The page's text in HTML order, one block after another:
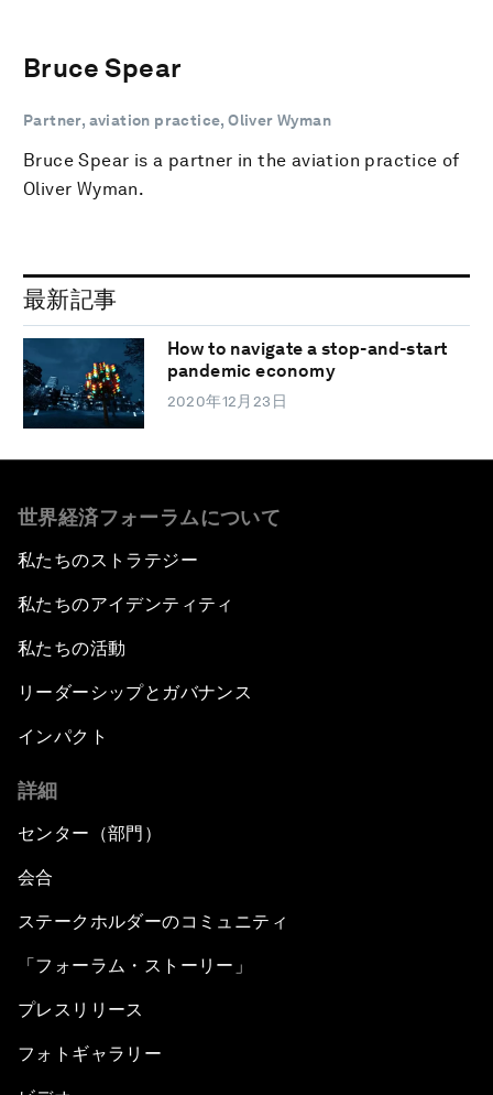
Bruce Spear
Partner, aviation practice, Oliver Wyman
Bruce Spear is a partner in the aviation practice of
Oliver Wyman.
最新記事
How to navigate a stop-and-start
pandemic economy
2020年12月23日
世界経済フォーラムについて
私たちのストラテジー
私たちのアイデンティティ
私たちの活動
リーダーシップとガバナンス
インパクト
詳細
センター（部門）
会合
ステークホルダーのコミュニティ
「フォーラム・ストーリー」
プレスリリース
フォトギャラリー